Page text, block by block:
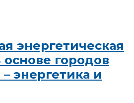
энергетическая
городов
энергетика и